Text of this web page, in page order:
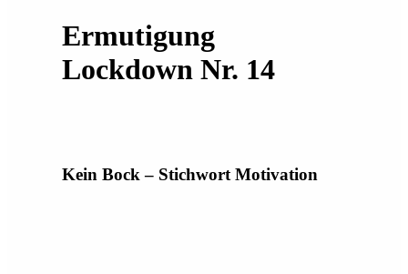
Ermutigung
Lockdown Nr. 14
Kein Bock – Stichwort Motivation